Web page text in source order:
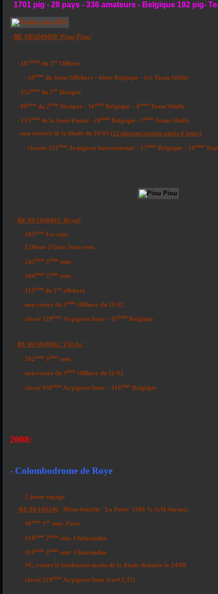
1701 pig - 28 pays - 336 amateurs - Belgique 192 pig-
- BE 09/1049459 'Piou Piou'
- 187ème du 1er Offhore
- 34ème du 3ème Offshore - 4ème Belgique - 1er Team Sibille
- 253ème du 1er Hotspot
- 90ème du 2ème Hotspot – 16ème Belgique – 4ème Team Sibille
- 135ème de la Semi-Finale - 20ème Belgique - 7ème Team Sibille
- non rentrée de la finale du 20/03 (12 pigeons rentrés après 8 jours)
- classée 221ème As-pigeon International – 37ème Belgique – 10ème
- BE 09/1049463 'Royal'
- 163ème 1er entr.
- 128ème 27ème 2ème entr.
- 245ème 3ème entr.
- 204ème 5ème entr.
- 115ème du 1er offshore
- non rentré du 3ème Offhore du 11/02
- classé 729èmeAs-pigeon Inter – 87ème Belgique
- BE 09/1049462 'Flèche'
- 202ème 3ème entr.
- non rentré du 3ème Offhore du 11/02
- classé 930ème As-pigeon Inter – 116ème Belgique
2008:
- Colombodrome de Roye
- 1 jeune engagé
- BE 08/108246 - Bleue femelle 'La Petite' (100 % G/H Surinx)
- 49ème 1er entr. Paris
- 318ème 2ème entr. Châteaudun
- 319ème 3ème entr. Châteaudun
- NC, rentre le lendemain matin de la finale disputée le 24/08
- classé 229ème As-pigeon Inter (coef 1,37)